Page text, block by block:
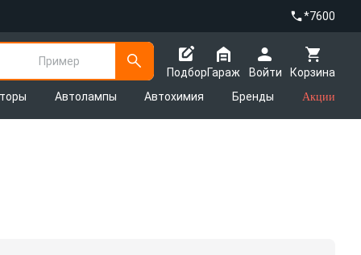
*7600
Пример
Подбор
Корзина
Гараж
Войти
Автолампы Автохимия Бренды Акции